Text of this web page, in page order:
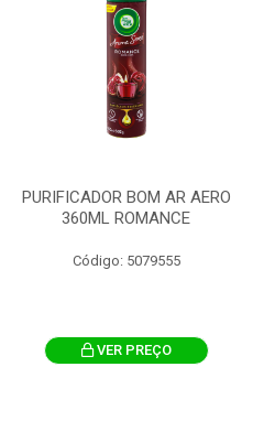
PURIFICADOR BOM AR AERO
360ML ROMANCE
Código: 5079555
VER PREÇO